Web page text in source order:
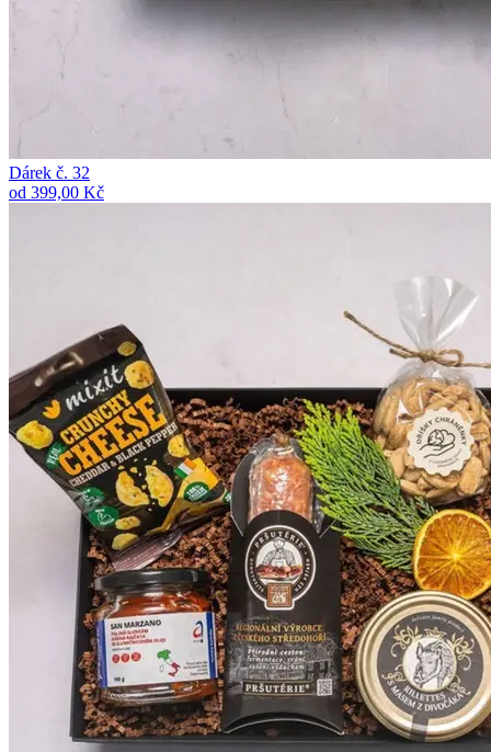
Dárek č. 32
od 399,00 Kč